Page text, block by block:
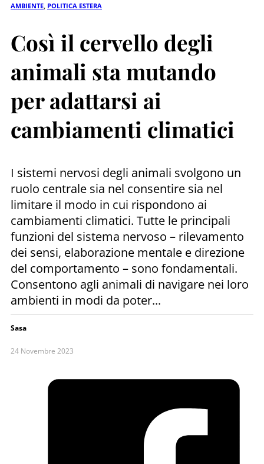
AMBIENTE POLITICA ESTERA
Così il cervello degli
animali sta mutando
per adattarsi ai
cambiamenti climatici
I sistemi nervosi degli animali svolgono un
ruolo centrale sia nel consentire sia nel
limitare il modo in cui rispondono ai
cambiamenti climatici. Tutte le principali
funzioni del sistema nervoso – rilevamento
dei sensi, elaborazione mentale e direzione
del comportamento – sono fondamentali.
Consentono agli animali di navigare nei loro
ambienti in modi da poter...
Sasa
24 Novembre 2023